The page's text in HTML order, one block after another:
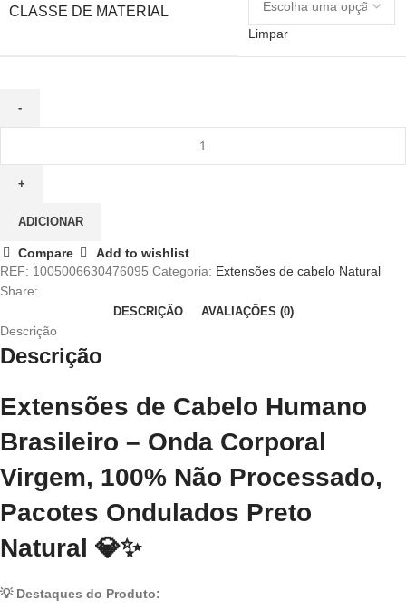
CLASSE DE MATERIAL
Limpar
Cabelo
Brasileiro,
Onda
Corporal
Não
Processado,
Ondulados,
Cor
Preto
Natural
ADICIONAR
Compare
Add to wishlist
REF: 1005006630476095 Categoria: Extensões de cabelo Natural
Share:
DESCRIÇÃO AVALIAÇÕES (0)
Descrição
Descrição
Extensões de Cabelo Humano
Brasileiro – Onda Corporal
Virgem, 100% Não Processado,
Pacotes Ondulados Preto
Natural 💎✨
💡 Destaques do Produto: